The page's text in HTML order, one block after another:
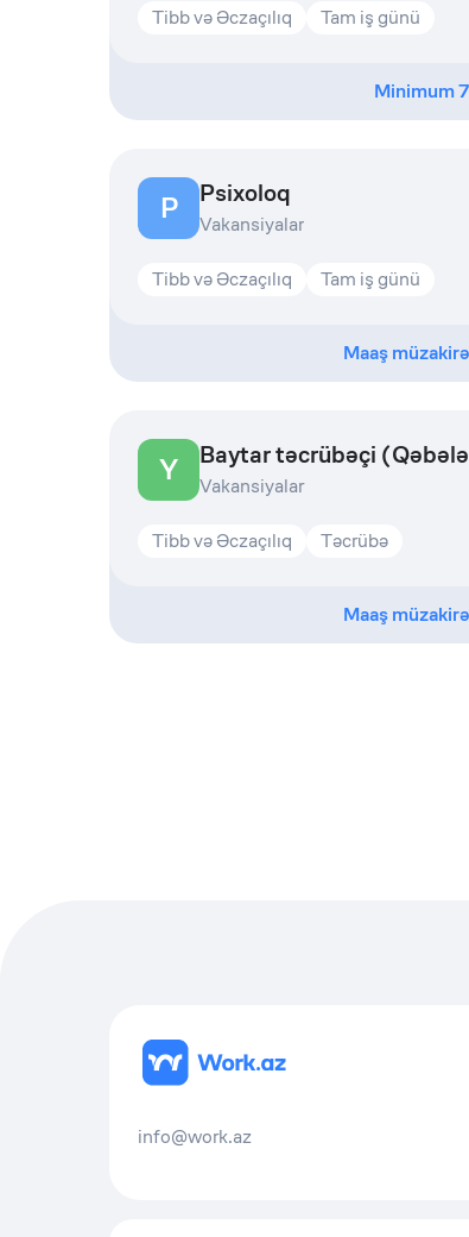
Tibb və Əczaçılıq Tam iş günü
Minimum
P Psixoloq
Vakansiyalar
Tibb və Əczaçılıq Tam iş günü
Maaş
Y Baytar təcrübəçi
Vakansiyalar
Tibb və Əczaçılıq Təcrübə
Maaş
info@work.az